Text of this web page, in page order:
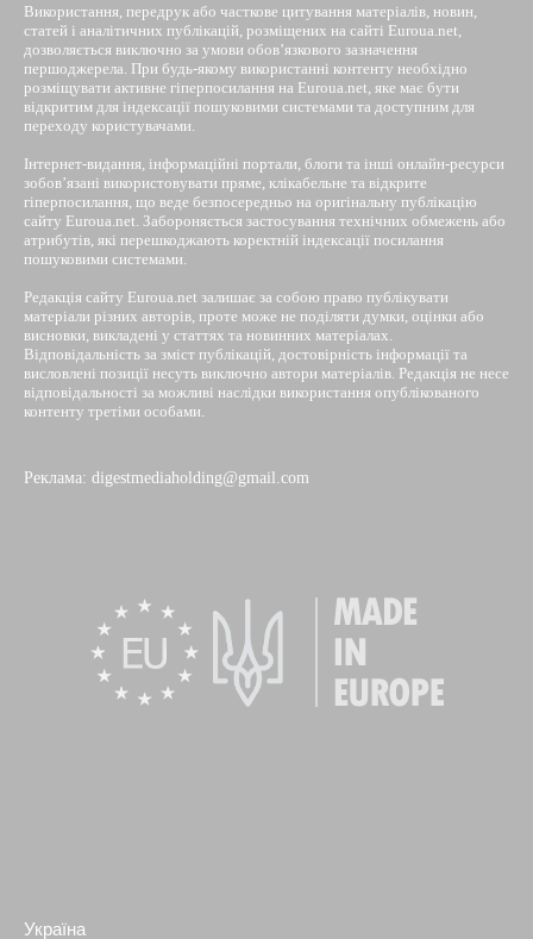
Використання, передрук або часткове цитування матеріалів, новин,
статей і аналітичних публікацій, розміщених на сайті Euroua.net,
дозволяється виключно за умови обов’язкового зазначення
першоджерела. При будь-якому використанні контенту необхідно
розміщувати активне гіперпосилання на Euroua.net, яке має бути
відкритим для індексації пошуковими системами та доступним для
переходу користувачами.
Інтернет-видання, інформаційні портали, блоги та інші онлайн-ресурси
зобов’язані використовувати пряме, клікабельне та відкрите
гіперпосилання, що веде безпосередньо на оригінальну публікацію
сайту Euroua.net. Забороняється застосування технічних обмежень або
атрибутів, які перешкоджають коректній індексації посилання
пошуковими системами.
Редакція сайту Euroua.net залишає за собою право публікувати
матеріали різних авторів, проте може не поділяти думки, оцінки або
висновки, викладені у статтях та новинних матеріалах.
Відповідальність за зміст публікацій, достовірність інформації та
висловлені позиції несуть виключно автори матеріалів. Редакція не несе
відповідальності за можливі наслідки використання опублікованого
контенту третіми особами.
Реклама: digestmediaholding@gmail.com
Україна